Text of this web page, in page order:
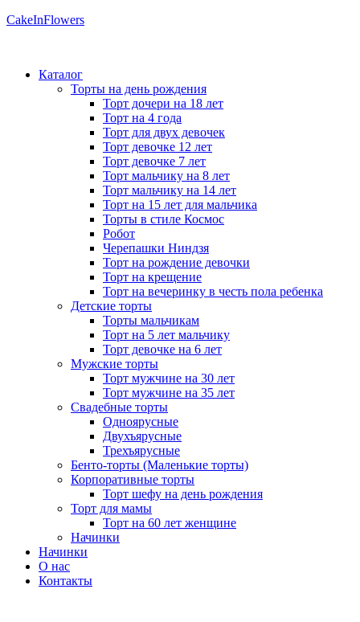
CakeInFlowers
Каталог
Торты на день рождения
Торт дочери на 18 лет
Торт на 4 года
Торт для двух девочек
Торт девочке 12 лет
Торт девочке 7 лет
Торт мальчику на 8 лет
Торт мальчику на 14 лет
Торт на 15 лет для мальчика
Торты в стиле Космос
Робот
Черепашки Ниндзя
Торт на рождение девочки
Торт на крещение
Торт на вечеринку в честь пола ребенка
Детские торты
Торты мальчикам
Торт на 5 лет мальчику
Торт девочке на 6 лет
Мужские торты
Торт мужчине на 30 лет
Торт мужчине на 35 лет
Свадебные торты
Одноярусные
Двухъярусные
Трехъярусные
Бенто-торты (Маленькие торты)
Корпоративные торты
Торт шефу на день рождения
Торт для мамы
Торт на 60 лет женщине
Начинки
Начинки
О нас
Контакты